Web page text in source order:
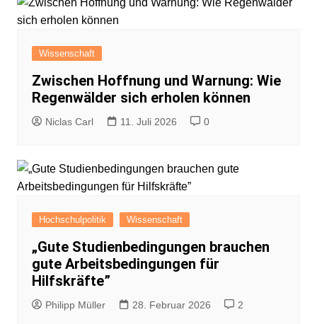
Wissenschaft
Zwischen Hoffnung und Warnung: Wie
Regenwälder sich erholen können
Niclas Carl 11. Juli 2026 0
Hochschulpolitik Wissenschaft
„Gute Studienbedingungen brauchen
gute Arbeitsbedingungen für
Hilfskräfte”
Philipp Müller 28. Februar 2026 2